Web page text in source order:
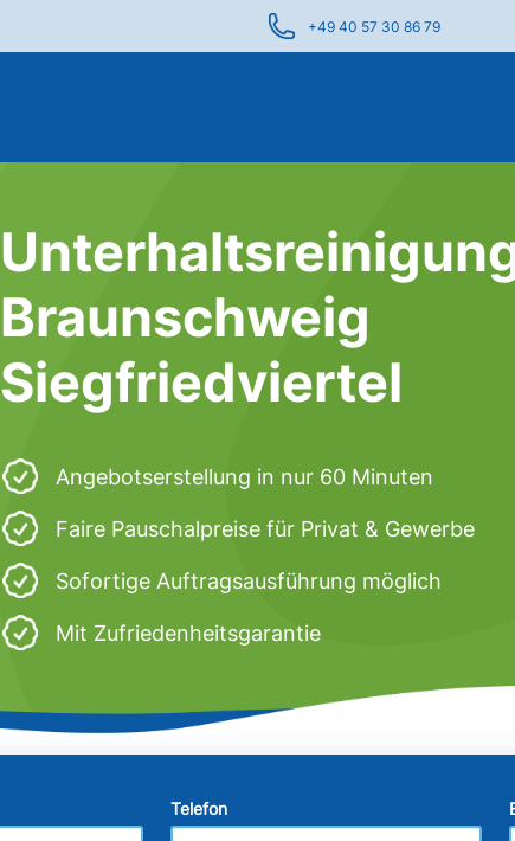
+49 40 57 30 86 79
Braunschweig
Siegfriedviertel
Angebotserstellung in nur 60 Minuten
Faire Pauschalpreise für Privat & Gewerbe
Sofortige Auftragsausführung möglich
Mit Zufriedenheitsgarantie
Telefon